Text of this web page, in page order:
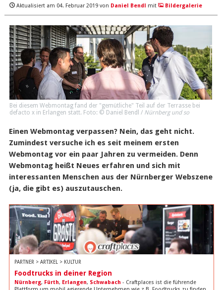
Aktualisiert am 04. Februar 2019von Daniel Bendl mit Bildergalerie
Bei diesem Webmontag fand der "gemütliche" Teil auf der Terrasse bei
defacto x in Erlangen statt. Foto: © Daniel Bendl / Nürnberg und so
Einen Webmontag verpassen? Nein, das geht nicht.
Zumindest versuche ich es seit meinem ersten
Webmontag vor ein paar Jahren zu vermeiden. Denn
Webmontag heißt Neues erfahren und sich mit
interessanten Menschen aus der Nürnberger Webszene
(ja, die gibt es) auszutauschen.
PARTNER > ARTIKEL > KULTUR
Foodtrucks in deiner Region
Nürnberg, Fürth, Erlangen, Schwabach - Craftplaces ist die führende